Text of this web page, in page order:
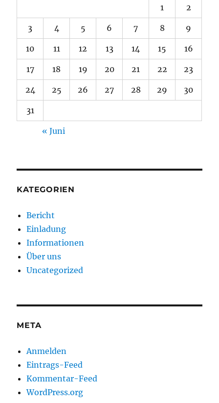
1 2
3 4 5 6 7 8 9
10 11 12 13 14 15 16
17 18 19 20 21 22 23
24 25 26 27 28 29 30
31
« Juni
KATEGORIEN
Bericht
Einladung
Informationen
Über uns
Uncategorized
META
Anmelden
Eintrags-Feed
Kommentar-Feed
WordPress.org